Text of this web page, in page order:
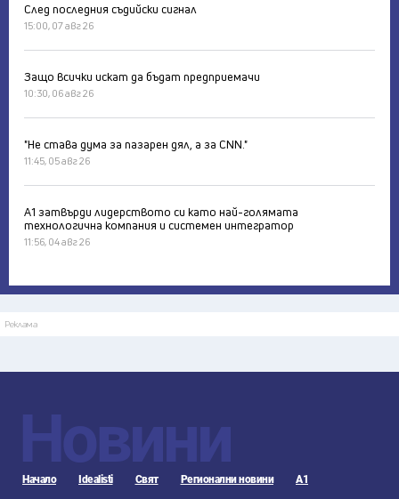
След последния съдийски сигнал
15:00, 07 авг 26
Защо всички искат да бъдат предприемачи
10:30, 06 авг 26
"Не става дума за пазарен дял, а за CNN."
11:45, 05 авг 26
А1 затвърди лидерството си като най-голямата
технологична компания и системен интегратор
11:56, 04 авг 26
Реклама
Новини
Начало Idealisti Свят Регионални новини А1